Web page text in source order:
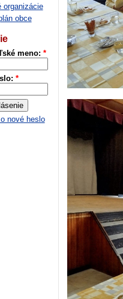
organizácie
obce
meno: *
*
nové heslo